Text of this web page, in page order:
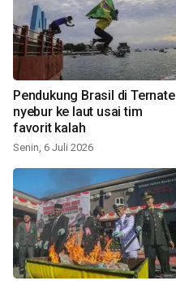
Pendukung Brasil di Ternate
nyebur ke laut usai tim
favorit kalah
Senin, 6 Juli 2026